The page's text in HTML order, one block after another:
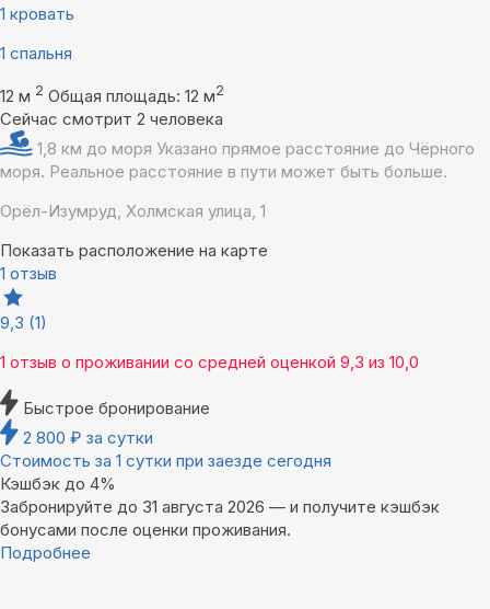
1 кровать
1 спальня
12 м 2 Общая площадь: 12 м2
Сейчас смотрит 2 человека
1,8 км до моря Указано прямое расстояние до Чёрного
моря. Реальное расстояние в пути может быть больше.
Орёл-Изумруд, Холмская улица, 1
Показать расположение на карте
1 отзыв
9,3 (1)
1 отзыв о проживании со средней оценкой 9,3 из 10,0
Быстрое бронирование
2 800 ₽ за сутки
Стоимость за 1 сутки при заезде сегодня
Кэшбэк до 4%
Забронируйте до 31 августа 2026 — и получите кэшбэк
бонусами после оценки проживания.
Подробнее